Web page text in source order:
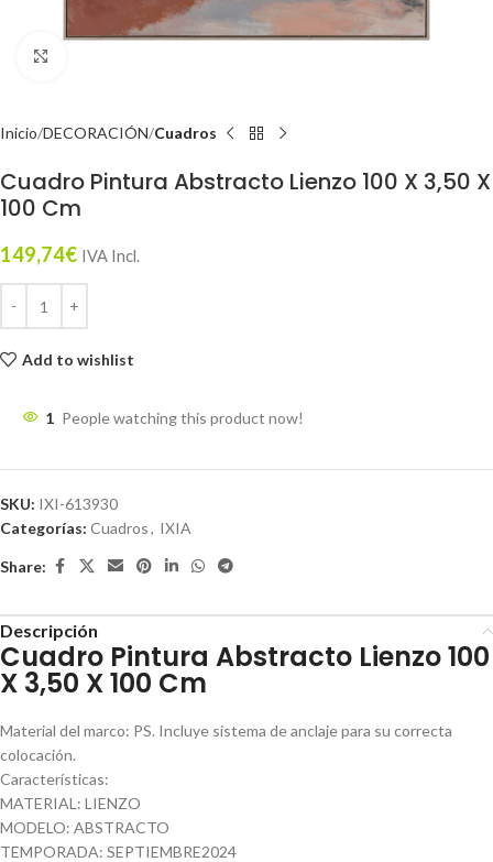
Inicio DECORACIÓN Cuadros
Cuadro Pintura Abstracto Lienzo 100 X 3,50 X
100 Cm
149,74€ IVA Incl.
Add to wishlist
1 People watching this product now!
SKU: IXI-613930
Categorías: Cuadros, IXIA
Share:
Descripción
Cuadro Pintura Abstracto Lienzo 100
X 3,50 X 100 Cm
Material del marco: PS. Incluye sistema de anclaje para su correcta
colocación.
Características:
MATERIAL: LIENZO
MODELO: ABSTRACTO
TEMPORADA: SEPTIEMBRE2024